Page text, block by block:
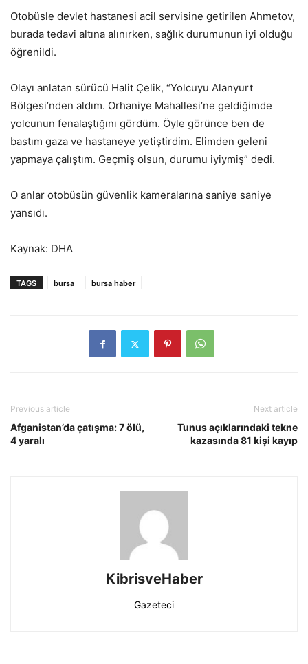
Otobüsle devlet hastanesi acil servisine getirilen Ahmetov,
burada tedavi altına alınırken, sağlık durumunun iyi olduğu
öğrenildi.
Olayı anlatan sürücü Halit Çelik, “Yolcuyu Alanyurt
Bölgesi’nden aldım. Orhaniye Mahallesi’ne geldiğimde
yolcunun fenalaştığını gördüm. Öyle görünce ben de
bastım gaza ve hastaneye yetiştirdim. Elimden geleni
yapmaya çalıştım. Geçmiş olsun, durumu iyiymiş” dedi.
O anlar otobüsün güvenlik kameralarına saniye saniye
yansıdı.
Kaynak: DHA
TAGS bursa bursa haber
Previous article
Afganistan’da çatışma: 7 ölü,
4 yaralı
Next article
Tunus açıklarındaki tekne
kazasında 81 kişi kayıp
KibrisveHaber
Gazeteci